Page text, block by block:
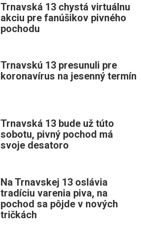
Trnavská 13 chystá virtuálnu
akciu pre fanúšikov pivného
pochodu
Trnavskú 13 presunuli pre
koronavírus na jesenný termín
Trnavská 13 bude už túto
sobotu, pivný pochod má
svoje desatoro
Na Trnavskej 13 oslávia
tradíciu varenia piva, na
pochod sa pôjde v nových
tričkách